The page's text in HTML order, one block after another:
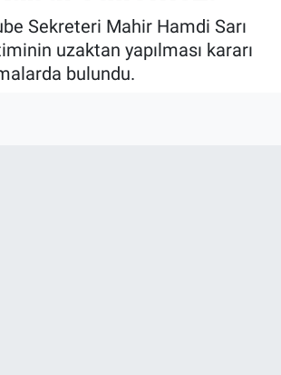
Sekreteri Mahir Hamdi Sarı
uzaktan yapılması kararı
bulundu.
dünyası
Haberleri